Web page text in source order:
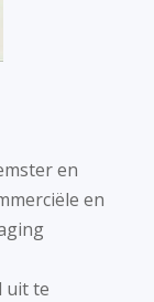
en
en
uit te